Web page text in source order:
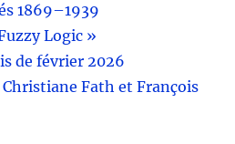
1869–1939
Logic »
de février 2026
Fath et François